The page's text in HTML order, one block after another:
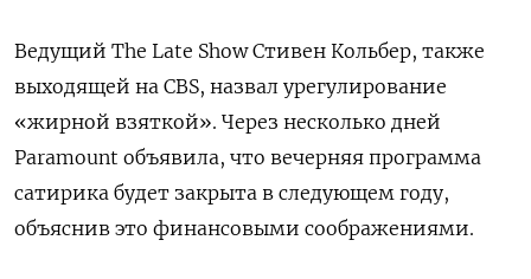
Ведущий The Late Show Стивен Кольбер, также
выходящей на CBS, назвал урегулирование
«жирной взяткой». Через несколько дней
Paramount объявила, что вечерняя программа
сатирика будет закрыта в следующем году,
объяснив это финансовыми соображениями.